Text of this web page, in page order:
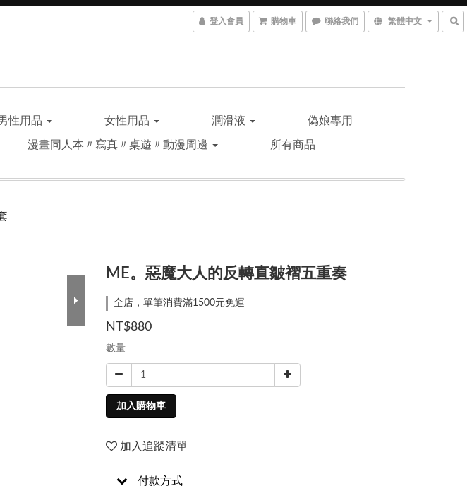
登入會員 購物車 聯絡我們 繁體中文
性用品 女性用品 潤滑液 偽娘專用
漫畫同人本〃寫真〃桌遊〃動漫周邊 所有商品
ME。惡魔大人的反轉直皺褶五重奏
全店，單筆消費滿1500元免運
NT$880
數量
加入購物車
加入追蹤清單
付款方式